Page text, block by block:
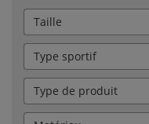
Taille
Type sportif
Type de produit